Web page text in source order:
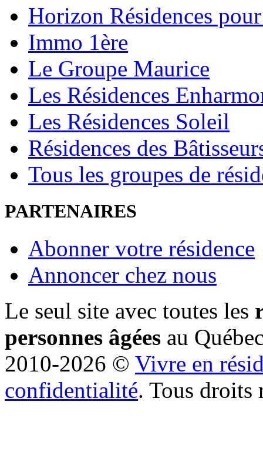
Horizon Résidences
Immo 1ère
Le Groupe Maurice
Les Résidences
Les Résidences Soleil
Résidences des
Tous les groupes de
PARTENAIRES
Abonner votre résidence
Annoncer chez nous
Le seul site avec toutes les
personnes âgées au
2010-2026 © Vivre en
confidentialité. Tous droits